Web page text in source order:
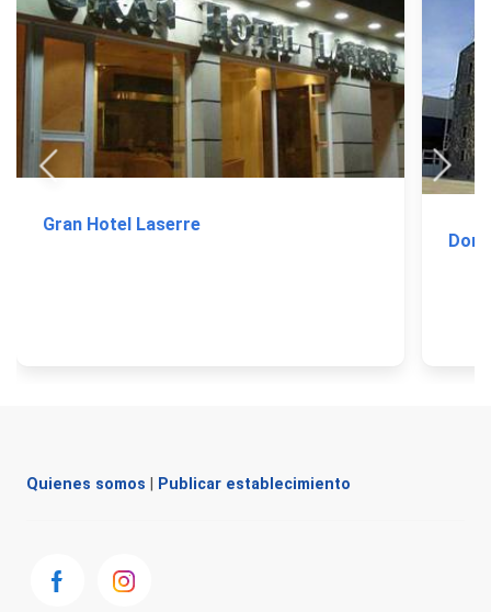
Gran Hotel Laserre
Don
Quienes somos Publicar establecimiento